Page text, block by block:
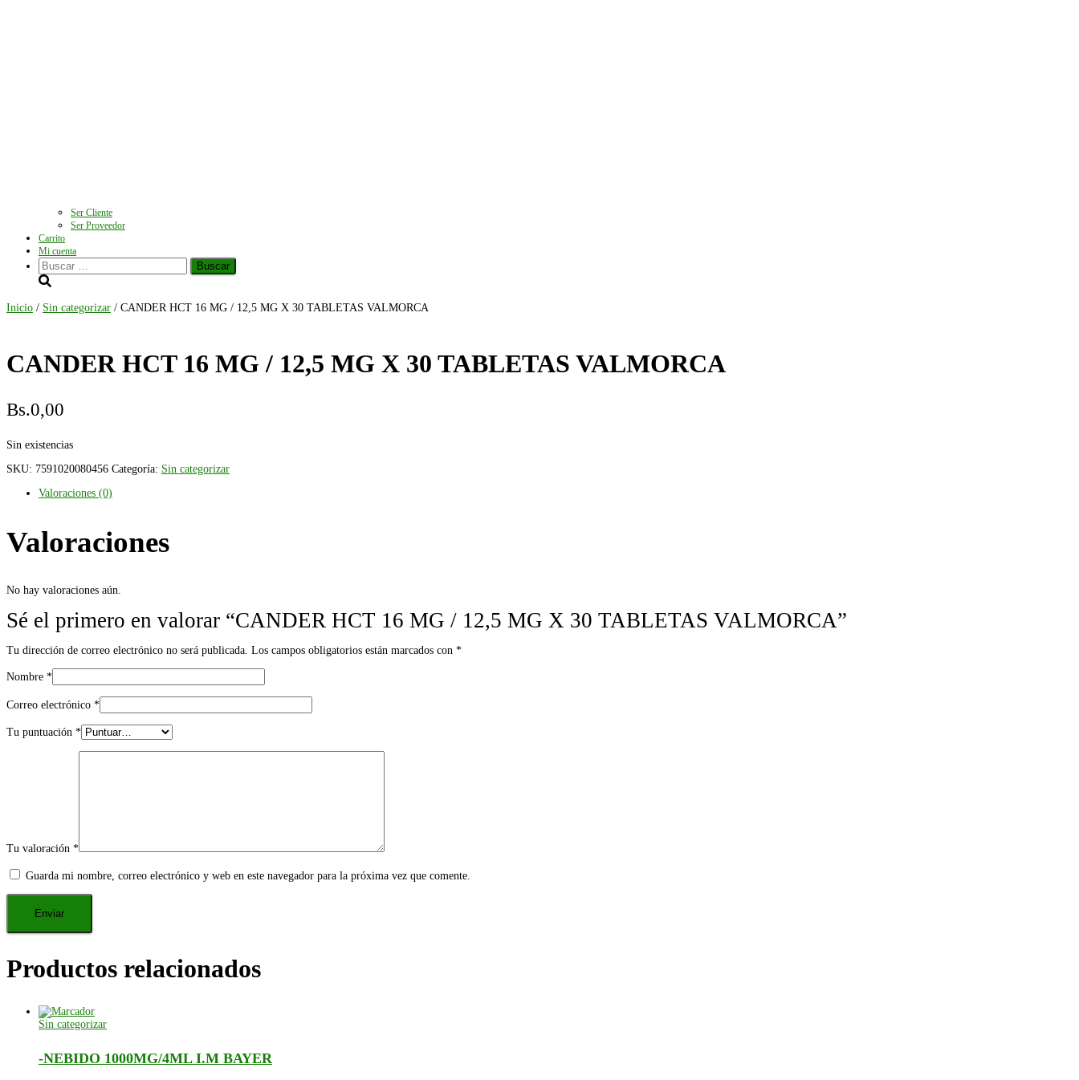
Ser Cliente
Ser Proveedor
Carrito
Mi cuenta
Buscar:
Inicio / Sin categorizar / CANDER HCT 16 MG / 12,5 MG X 30 TABLETAS VALMORCA
CANDER HCT 16 MG / 12,5 MG X 30 TABLETAS VALMORCA
Bs.0,00
Sin existencias
SKU: 7591020080456 Categoría: Sin categorizar
Valoraciones (0)
Valoraciones
No hay valoraciones aún.
Sé el primero en valorar “CANDER HCT 16 MG / 12,5 MG X 30 TABLETAS VALMORCA”
Tu dirección de correo electrónico no será publicada. Los campos obligatorios están marcados con *
Nombre *
Correo electrónico *
Tu puntuación *
Tu valoración *
Guarda mi nombre, correo electrónico y web en este navegador para la próxima vez que comente.
Productos relacionados
Sin categorizar
-NEBIDO 1000MG/4ML I.M BAYER